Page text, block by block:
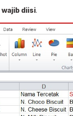
wajib diisi.